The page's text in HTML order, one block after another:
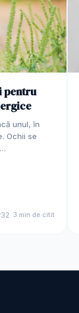
pentru
unul, în
Ochii se
32 3 min de citit